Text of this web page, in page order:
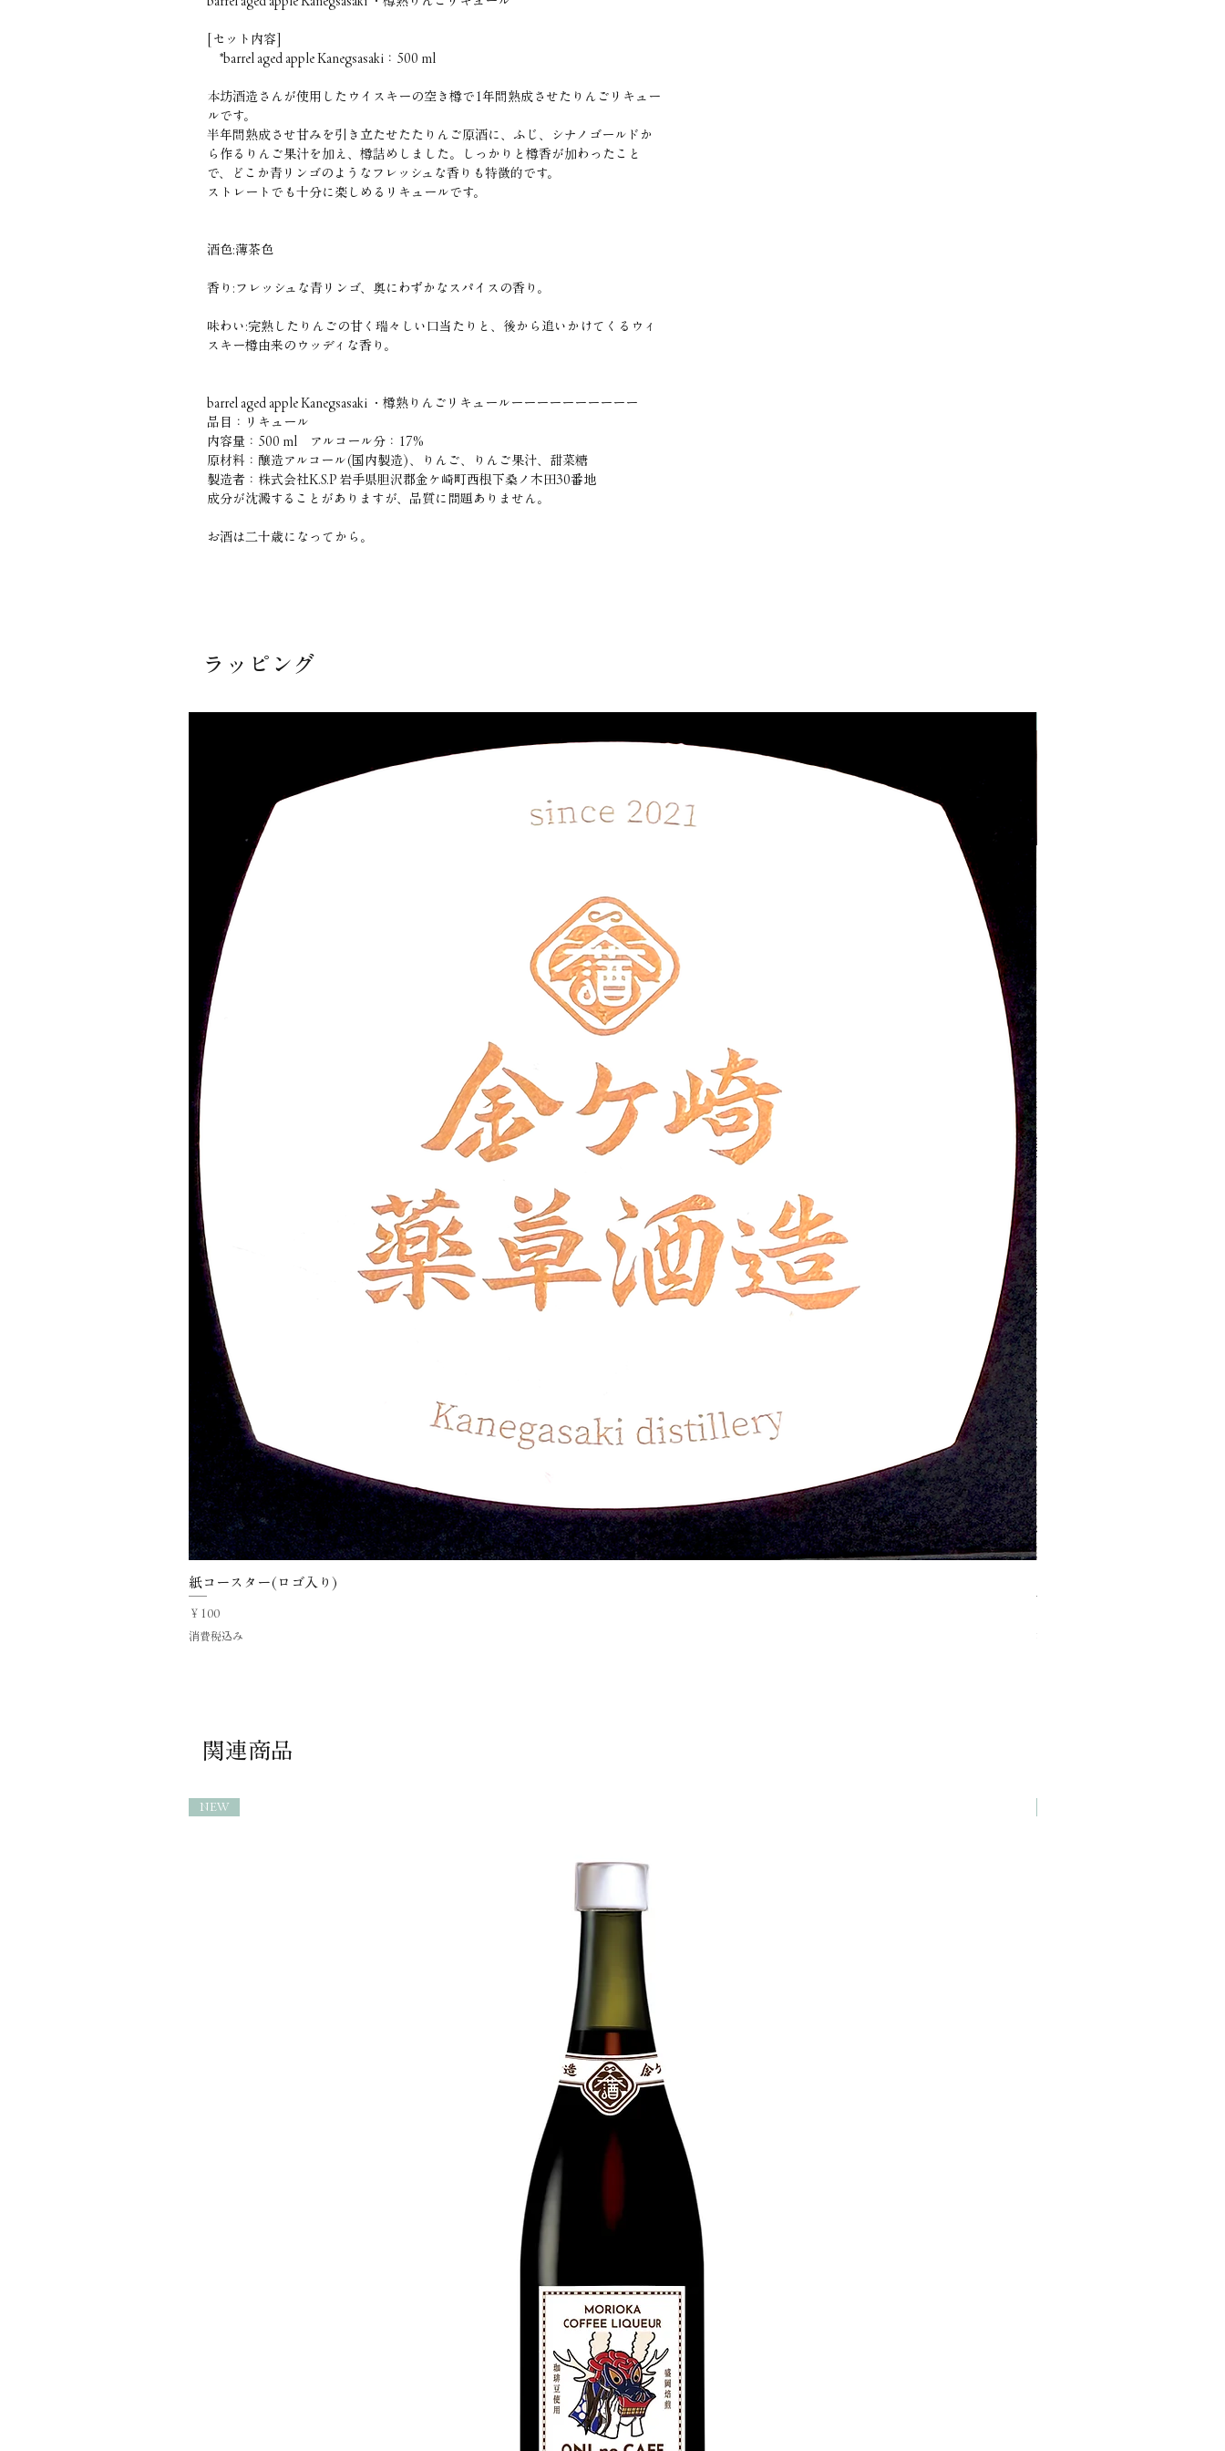
[セット内容]
*barrel aged apple Kanegsasaki：500 ml
本坊酒造さんが使用したウイスキーの空き樽で1年間熟成させたりんごリキュー
ルです。
半年間熟成させ甘みを引き立たせたたりんご原酒に、ふじ、シナノゴールドか
ら作るりんご果汁を加え、樽詰めしました。しっかりと樽香が加わったこと
で、どこか青リンゴのようなフレッシュな香りも特徴的です。
ストレートでも十分に楽しめるリキュールです。
酒色:薄茶色
香り:フレッシュな青リンゴ、奥にわずかなスパイスの香り。
味わい:完熟したりんごの甘く瑞々しい口当たりと、後から追いかけてくるウィ
スキー樽由来のウッディな香り。
barrel aged apple Kanegsasaki ・樽熟りんごリキュールーーーーーーーーーー
品目：リキュール
内容量：500 ml アルコール分：17%
原材料：醸造アルコール(国内製造)、りんご、りんご果汁、甜菜糖
製造者：株式会社K.S.P 岩手県胆沢郡金ケ崎町西根下桑ノ木田30番地
成分が沈澱することがありますが、品質に問題ありません。
お酒は二十歳になってから。
ラッピング
紙コースター(ロゴ入り)
価格
￥100
消費税込み 消費税込み
関連商品
NEW